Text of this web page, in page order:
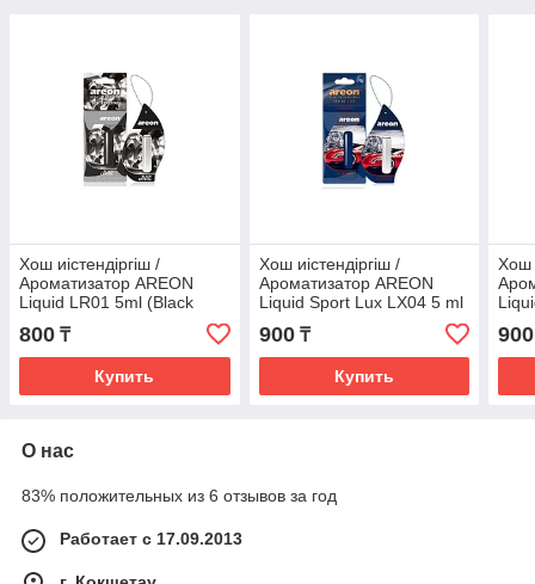
Хош иістендіргіш /
Ароматизатор AREON
Liquid LR01 5ml (Black
crystal капсула)
800 ₸
Купить
Хош иістендіргіш /
Ароматизатор AREON
Liquid Sport Lux LX04 5 ml
(CARBON капсула)
900₸
Купить
Хош
900
О нас
83% положительных из 6 отзывов за год
Работает с 17.09.2013